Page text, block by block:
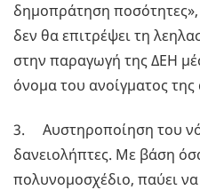
δημοπράτηση
δεν θα επιτρέψει τη
στην παραγωγή της ΔΕΗ
όνομα του ανοίγματος
3. Αυστηροποίηση του
δανειολήπτες. Με βάση
πολυνομοσχέδιο, παύει να